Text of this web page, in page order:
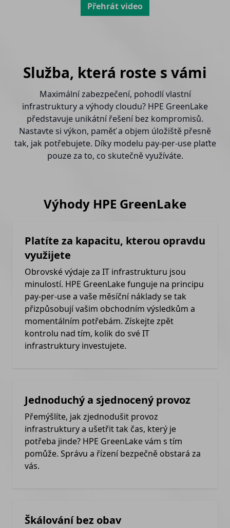
Přehrát video
Služba, která roste s vámi
Maximální zabezpečení, pohodlí vlastní
infrastruktury a výhody cloudu? HPE GreenLake
představuje unikátní řešení bez kompromisů.
Nastavte si výkon, paměť a objem úložiště přesně
tak, jak potřebujete. Díky modelu pay-per-use plaťte
pouze za to, co skutečně využíváte.
Výhody HPE GreenLake
Platíte za kapacitu, kterou opravdu
využijete
Obrovské výdaje za IT infrastrukturu jsou
minulostí. HPE GreenLake funguje na principu
pay-per-use a vaše měsíční náklady se tak
přizpůsobují vašim obchodním výsledkům a
momentálním potřebám. Získejte zpět
kontrolu nad tím, kolik do své IT
infrastruktury investujete.
Jednoduchý a sjednocený provoz
Přemýšlíte, jak zjednodušit provoz
infrastruktury a ušetřit tak čas, který je
potřeba jinde? HPE GreenLake vám s tím
pomůže. Správu a řízení bezpečně obstará za
vás.
Škálování bez obav